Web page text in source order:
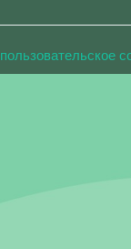
пользовательское